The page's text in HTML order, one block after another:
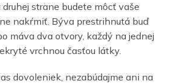
strane budete môcť vaše
nakŕmiť. Býva prestrihnutá buď
máva dva otvory, každý na jednej
vrchnou časťou látky.
dovoleniek, nezabúdajme ani na